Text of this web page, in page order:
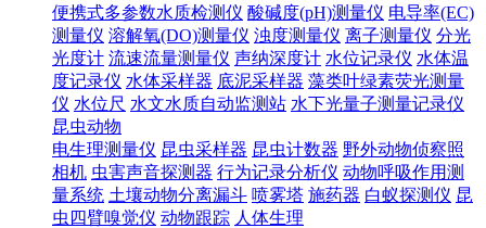
便携式多参数水质检测仪 酸碱度(pH)测量仪 电导率(EC)
测量仪 溶解氧(DO)测量仪 浊度测量仪 离子测量仪 分光
光度计 流速流量测量仪 声纳深度计 水位记录仪 水体温
度记录仪 水体采样器 底泥采样器 藻类叶绿素荧光测量
仪 水位尺 水文水质自动监测站 水下光量子测量记录仪
昆虫动物
电生理测量仪 昆虫采样器 昆虫计数器 野外动物侦察照
相机 虫害声音探测器 行为记录分析仪 动物呼吸作用测
量系统 土壤动物分离漏斗 喷雾塔 施药器 白蚁探测仪 昆
虫四臂嗅觉仪 动物跟踪 人体生理